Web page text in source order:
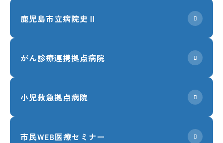
鹿児島市立病院史Ⅱ
がん診療連携拠点病院
小児救急拠点病院
市民WEB医療セミナー